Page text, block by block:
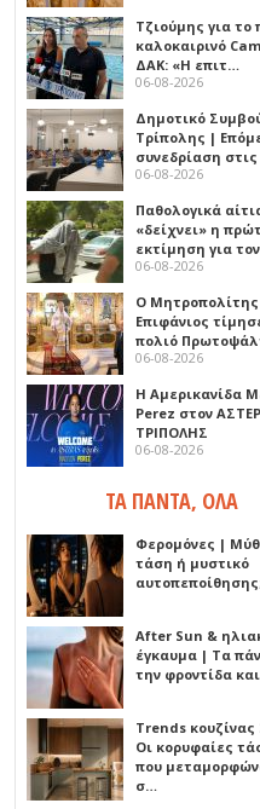
Τζιούμης για το
καλοκαιρινό
ΔΑΚ: «Η επιτ…
06-08-2026
Δημοτικό
Τρίπολης |
συνεδρίαση
06-08-2026
Παθολογικά
«δείχνει» η
εκτίμηση για
06-08-2026
Ο Μητροπολίτης
Επιφάνιος
πολιό
06-08-2026
Η Αμερικανίδα
Perez στον
ΤΡΙΠΟΛΗΣ
06-08-2026
ΤΑ ΠΑΝΤΑ, ΟΛΑ
Φερομόνες |
τάση ή μυστικό
After Sun &
έγκαυμα | Τα
την φροντίδα
Trends κουζίνας
Οι κορυφαίες
που
σ…